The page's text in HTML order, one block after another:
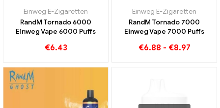
Einweg E-Zigaretten
RandM Tornado 6000
Einweg Vape 6000 Puffs
€6.43
Einweg E-Zigaretten
RandM Tornado 7000
Einweg Vape 7000 Puffs
€6.88 - €8.97